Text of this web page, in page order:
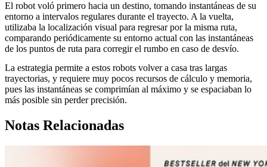
El robot voló primero hacia un destino, tomando instantáneas de su
entorno a intervalos regulares durante el trayecto. A la vuelta,
utilizaba la localización visual para regresar por la misma ruta,
comparando periódicamente su entorno actual con las instantáneas
de los puntos de ruta para corregir el rumbo en caso de desvío.
La estrategia permite a estos robots volver a casa tras largas
trayectorias, y requiere muy pocos recursos de cálculo y memoria,
pues las instantáneas se comprimían al máximo y se espaciaban lo
más posible sin perder precisión.
Notas Relacionadas